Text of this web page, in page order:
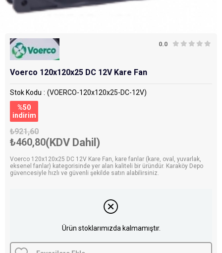
0.0
Voerco 120x120x25 DC 12V Kare Fan
Stok Kodu
(VOERCO-120x120x25-DC-12V)
%50
i̇ndirim
₺921,60
₺460,80(KDV Dahil)
Voerco 120x120x25 DC 12V Kare Fan, kare fanlar (kare, oval, yuvarlak,
eksenel fanlar) kategorisinde yer alan kaliteli bir üründür. Karaköy Depo
güvencesiyle hızlı ve güvenli şekilde satın alabilirsiniz.
Ürün stoklarımızda kalmamıştır.